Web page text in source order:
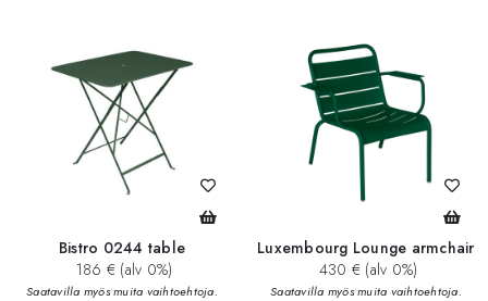
Bistro 0244 table
186 € (alv 0%)
Saatavilla myös muita vaihtoehtoja.
Luxembourg Lounge armchair
430 € (alv 0%)
Saatavilla myös muita vaihtoehtoja.